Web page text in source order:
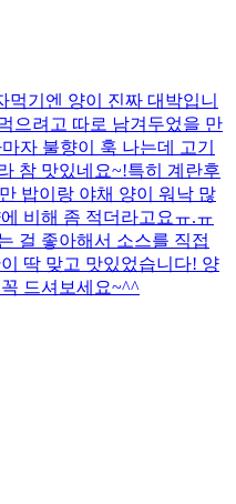
기엔 양이 진짜 대박입니
으려고 따로 남겨두었을 만
자 불향이 훅 나는데 고기
참 맛있네요~!특히 계란후
밥이랑 야채 양이 워낙 많
비해 좀 적더라고요ㅠ.ㅠ
걸 좋아해서 소스를 직접
딱 맞고 맛있었습니다! 양
드셔보세요~^^